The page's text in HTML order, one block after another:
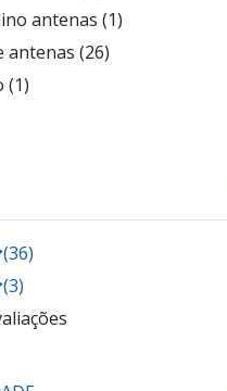
antenas (1)
antenas (26)
(1)
(36)
(3)